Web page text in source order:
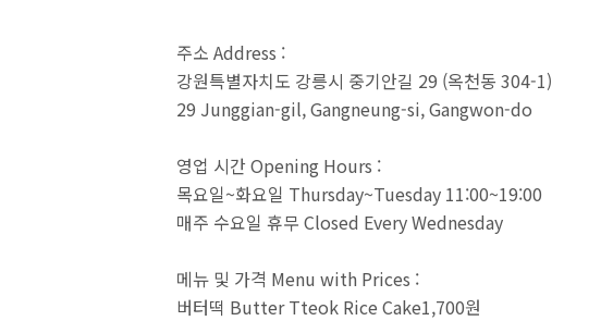
주소 Address :
강원특별자치도 강릉시 중기안길 29 (옥천동 304-1)
29 Junggian-gil, Gangneung-si, Gangwon-do
영업 시간 Opening Hours :
목요일~화요일 Thursday~Tuesday 11:00~19:00
매주 수요일 휴무 Closed Every Wednesday
메뉴 및 가격 Menu with Prices :
버터떡 Butter Tteok Rice Cake1,700원